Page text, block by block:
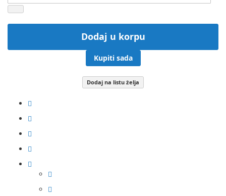
Dodaj u korpu
Kupiti sada
Dodaj na listu želja